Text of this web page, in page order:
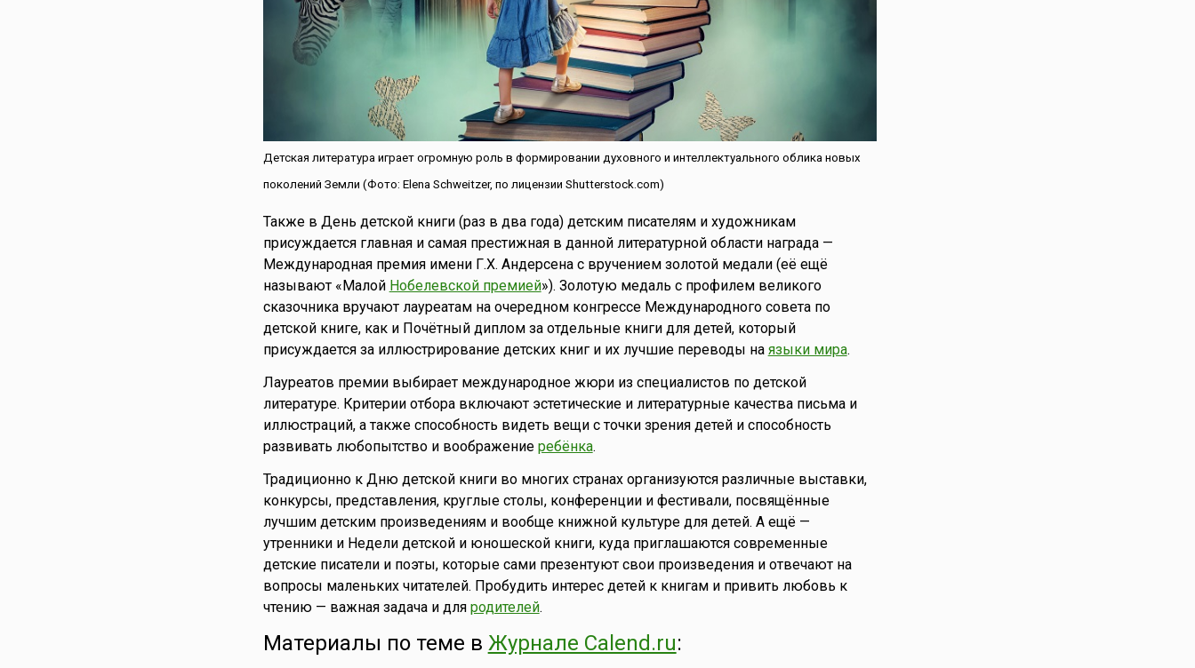
Детская литература играет огромную роль в формировании духовного и интеллектуального облика новых
поколений Земли (Фото: Elena Schweitzer, по лицензии Shutterstock.com)
Также в День детской книги (раз в два года) детским писателям и художникам
присуждается главная и самая престижная в данной литературной области награда —
Международная премия имени Г.Х. Андерсена с вручением золотой медали (её ещё
называют «Малой Нобелевской премией»). Золотую медаль с профилем великого
сказочника вручают лауреатам на очередном конгрессе Международного совета по
детской книге, как и Почётный диплом за отдельные книги для детей, который
присуждается за иллюстрирование детских книг и их лучшие переводы на языки мира.
Лауреатов премии выбирает международное жюри из специалистов по детской
литературе. Критерии отбора включают эстетические и литературные качества письма и
иллюстраций, а также способность видеть вещи с точки зрения детей и способность
развивать любопытство и воображение ребёнка.
Традиционно к Дню детской книги во многих странах организуются различные выставки,
конкурсы, представления, круглые столы, конференции и фестивали, посвящённые
лучшим детским произведениям и вообще книжной культуре для детей. А ещё —
утренники и Недели детской и юношеской книги, куда приглашаются современные
детские писатели и поэты, которые сами презентуют свои произведения и отвечают на
вопросы маленьких читателей. Пробудить интерес детей к книгам и привить любовь к
чтению — важная задача и для родителей.
Материалы по теме в Журнале Calend.ru: